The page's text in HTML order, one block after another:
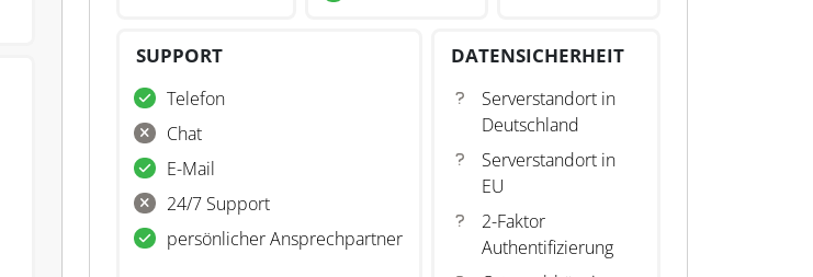
SUPPORT
Telefon
Chat
E-Mail
24/7 Support
persönlicher Ansprechpartner
DATENSICHERHEIT
Serverstandort in
Deutschland
Serverstandort in
EU
2-Faktor
Authentifizierung